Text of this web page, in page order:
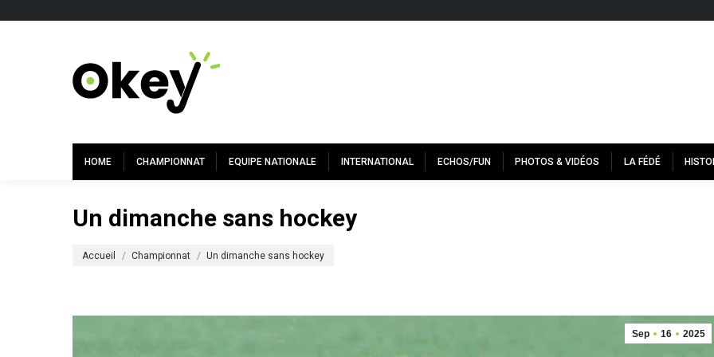
HOME CHAMPIONNAT EQUIPE NATIONALE INTERNATIONAL ECHOS/FUN PHOTOS & VIDÉOS LA FÉDÉ
Un dimanche sans hockey
Accueil Championnat Un dimanche sans hockey
Sep 16 2025